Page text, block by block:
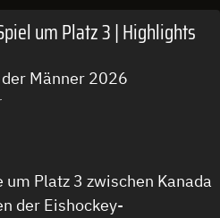
um Platz 3 | Highlights
Männer 2026
Platz 3 zwischen Kanada
der Eishockey-